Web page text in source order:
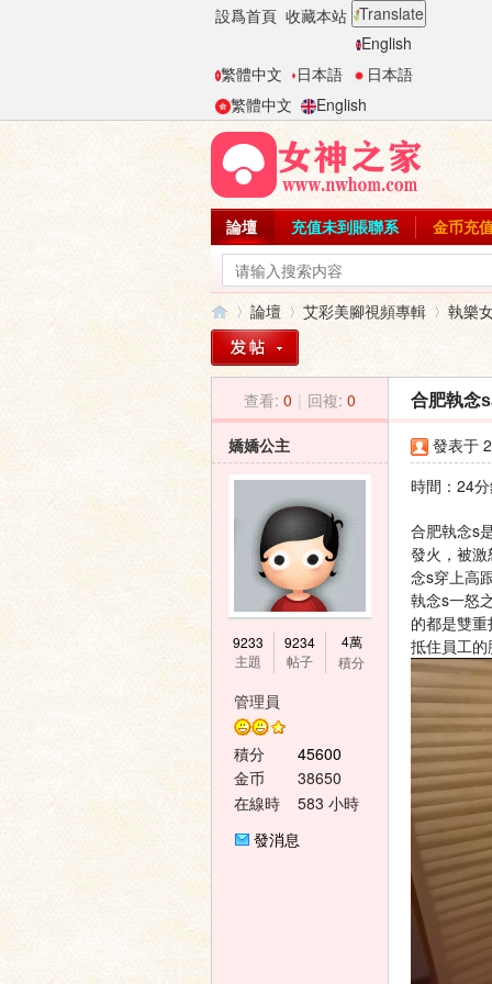
設爲首頁 收藏本站 Translate
English
繁體中文
日本語
日本語
繁體中文
English
論壇 充值未到賬聯系 金币充
論壇
›
艾彩美腳視頻專輯
›
執樂
查看: 0 | 回複: 0 合肥執念
嬌嬌公主
9233
主題
9234
帖子
4萬
積分
管理員
積分
45600
金币
38650
在線時
583 小時
發消息
發表于
時間：24
合肥執念s
發火，被
念s穿上高
執念s一怒
的都是雙
抵住員工